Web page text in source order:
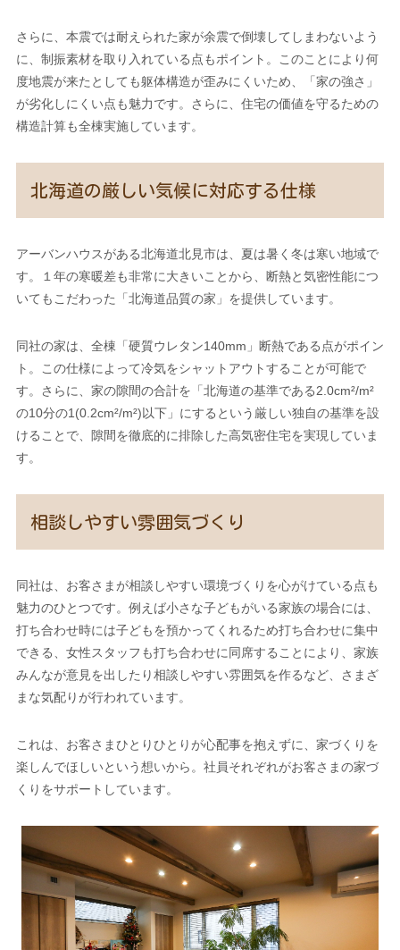
さらに、本震では耐えられた家が余震で倒壊してしまわないよう
に、制振素材を取り入れている点もポイント。このことにより何
度地震が来たとしても躯体構造が歪みにくいため、「家の強さ」
が劣化しにくい点も魅力です。さらに、住宅の価値を守るための
構造計算も全棟実施しています。
北海道の厳しい気候に対応する仕様
アーバンハウスがある北海道北見市は、夏は暑く冬は寒い地域で
す。１年の寒暖差も非常に大きいことから、断熱と気密性能につ
いてもこだわった「北海道品質の家」を提供しています。
同社の家は、全棟「硬質ウレタン140mm」断熱である点がポイン
ト。この仕様によって冷気をシャットアウトすることが可能で
す。さらに、家の隙間の合計を「北海道の基準である2.0cm²/m²
の10分の1(0.2cm²/m²)以下」にするという厳しい独自の基準を設
けることで、隙間を徹底的に排除した高気密住宅を実現していま
す。
相談しやすい雰囲気づくり
同社は、お客さまが相談しやすい環境づくりを心がけている点も
魅力のひとつです。例えば小さな子どもがいる家族の場合には、
打ち合わせ時には子どもを預かってくれるため打ち合わせに集中
できる、女性スタッフも打ち合わせに同席することにより、家族
みんなが意見を出したり相談しやすい雰囲気を作るなど、さまざ
まな気配りが行われています。
これは、お客さまひとりひとりが心配事を抱えずに、家づくりを
楽しんでほしいという想いから。社員それぞれがお客さまの家づ
くりをサポートしています。